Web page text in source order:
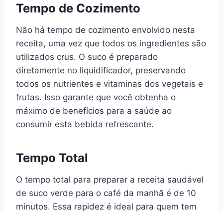
Tempo de Cozimento
Não há tempo de cozimento envolvido nesta
receita, uma vez que todos os ingredientes são
utilizados crus. O suco é preparado
diretamente no liquidificador, preservando
todos os nutrientes e vitaminas dos vegetais e
frutas. Isso garante que você obtenha o
máximo de benefícios para a saúde ao
consumir esta bebida refrescante.
Tempo Total
O tempo total para preparar a receita saudável
de suco verde para o café da manhã é de 10
minutos. Essa rapidez é ideal para quem tem